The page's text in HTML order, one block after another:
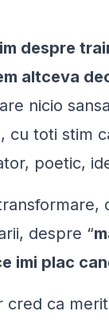
despre
altceva
nicio
cu toti stim
poetic,
despre “
imi plac
cred ca